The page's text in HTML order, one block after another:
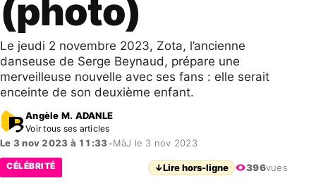
(photo)
Le jeudi 2 novembre 2023, Zota, l’ancienne
danseuse de Serge Beynaud, prépare une
merveilleuse nouvelle avec ses fans : elle serait
enceinte de son deuxième enfant.
Angèle M. ADANLE
Voir tous ses articles
Le 3 nov 2023 à 11:33•MàJ le 3 nov 2023
CÉLÉBRITÉ ↓Lire hors-ligne 396vues